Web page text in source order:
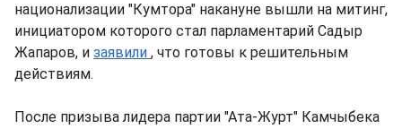
национализации "Кумтора" накануне вышли на митинг,
инициатором которого стал парламентарий Садыр
Жапаров, и заявили , что готовы к решительным
действиям.
После призыва лидера партии "Ата-Журт" Камчыбека